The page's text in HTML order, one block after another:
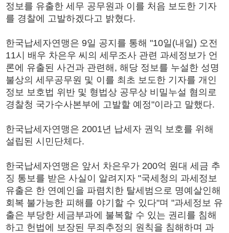
정보를 유출한 세무 공무원과 이를 처음 보도한 기자
를 경찰에 고발하겠다고 밝혔다.
한국납세자연맹은 9일 공지를 통해 "10일(내일) 오전
11시 배우 차은우 씨의 세무조사 관련 과세정보가 언
론에 유출된 사건과 관련해, 해당 정보를 누설한 성명
불상의 세무공무원 및 이를 최초 보도한 기자를 개인
정보 보호법 위반 및 형법상 공무상 비밀누설 혐의로
경찰청 국가수사본부에 고발할 예정"이라고 말했다.
한국납세자연맹은 2001년 납세자 권익 보호를 위해
설립된 시민단체다.
한국납세자연맹은 앞서 차은우가 200억 원대 세금 추
징 통보를 받은 사실이 알려지자 "국세청의 과세정보
유출은 한 연예인을 파렴치한 탈세범으로 명예살인해
회복 불가능한 피해를 야기할 수 있다"며 "과세정보 유
출은 부당한 세금부과에 불복할 수 있는 권리를 침해
하고 헌법에 보장된 무죄추정의 원칙을 침해하며 과